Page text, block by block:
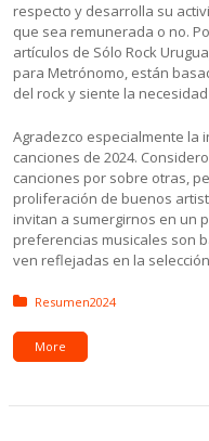
respecto y desarrolla su
que sea remunerada o no.
artículos de Sólo Rock
para Metrónomo, están
del rock y siente la
Agradezco especialmente la
canciones de 2024.
canciones por sobre otras,
proliferación de buenos
invitan a sumergirnos en un
preferencias musicales son
ven reflejadas en la
Posted in:
Resumen2024
More